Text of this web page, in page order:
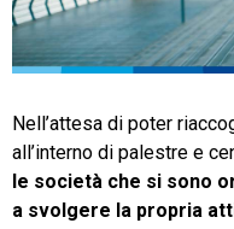
TeamSystem
Nell’attesa di poter
all’interno di palestre e
le società che si sono
a svolgere la propria